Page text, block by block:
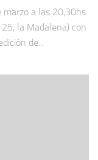
marzo a las 20,30hs
la Madalena) con
de...